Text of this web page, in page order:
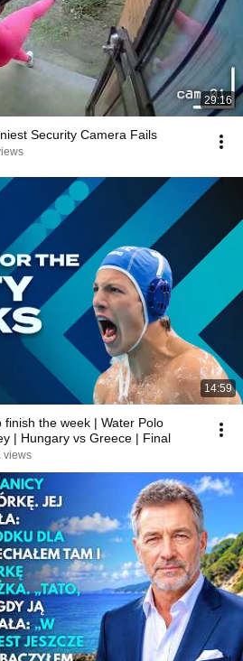
29:16
Security Camera Fails
14:59
finish the week | Water Polo
| Hungary vs Greece | Final
views